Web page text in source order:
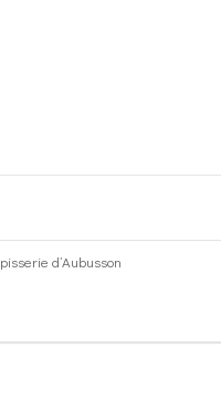
d’Aubusson